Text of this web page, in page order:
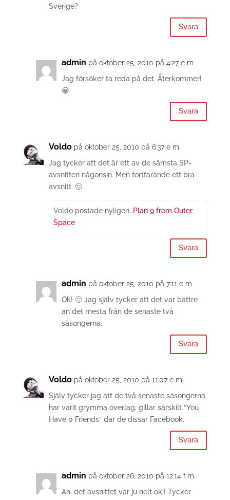
Sverige?
Svara
admin på oktober 25, 2010 på 4:27 e m
Jag försöker ta reda på det. Återkommer!
😀
Svara
Voldo på oktober 25, 2010 på 6:37 e m
Jag tycker att det är ett av de sämsta SP-
avsnitten någonsin. Men fortfarande ett bra
avsnitt. 🙂
Voldo postade nyligen…Plan 9 from Outer
Space
Svara
admin på oktober 25, 2010 på 7:11 e m
Ok! 🙂 Jag själv tycker att det var bättre
än det mesta från de senaste två
säsongerna.
Svara
Voldo på oktober 25, 2010 på 11:07 e m
Själv tycker jag att de två senaste säsongerna
har varit grymma överlag, gillar särskilt “You
Have 0 Friends” där de dissar Facebook.
Svara
admin på oktober 26, 2010 på 12:14 f m
Ah, det avsnittet var ju helt ok.! Tycker